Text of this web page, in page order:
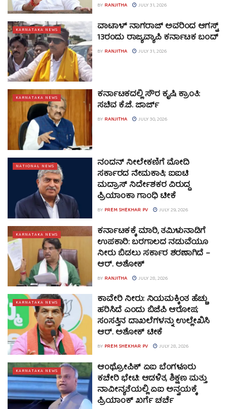
BY RANJITHA JULY 31, 2026
KARNATAKA NEWS ವಾಟಾಳ್ ನಾಗರಾಜ್ ಅವರಿಂದ ಆಗಸ್ಟ್
13ರಂದು ರಾಜ್ಯವ್ಯಾಪಿ ಕರ್ನಾಟಕ ಬಂದ್
BY RANJITHA JULY 31, 2026
KARNATAKA NEWS ಕರ್ನಾಟಕದಲ್ಲಿ ಸೌರ ಕೃಷಿ ಕ್ರಾಂತಿ:
ಸಚಿವ ಕೆ.ಜೆ. ಜಾರ್ಜ್
BY RANJITHA JULY 30, 2026
NATIONAL NEWS ನಂದನ್ ನೀಲೇಕಣಿಗೆ ಮೋದಿ
ಸರ್ಕಾರದ ನೇಮಕಾತಿ; ಐಐಟಿ
ಮದ್ರಾಸ್ ನಿರ್ದೇಶಕರ ವಿರುದ್ಧ
ಪ್ರಿಯಾಂಕಾ ಗಾಂಧಿ ಟೀಕೆ
BY PREM SHEKHAR PV JULY 29, 2026
KARNATAKA NEWS ಕರ್ನಾಟಕಕ್ಕೆ ಮಾರಿ, ತಮಿಳುನಾಡಿಗೆ
ಉಪಕಾರಿ: ಬರಗಾಲದ ನಡುವೆಯೂ
ನೀರು ಬಿಡಲು ಸರ್ಕಾರ ಶರಣಾಗಿದೆ –
ಆರ್. ಅಶೋಕ್
BY RANJITHA JULY 28, 2026
KARNATAKA NEWS ಕಾವೇರಿ ನೀರು: ನಿಯಮಕ್ಕಿಂತ ಹೆಚ್ಚು
ಹರಿಸಿದೆ ಎಂದು ಬಿಜೆಪಿ ಆರೋಪ;
ಸಂಸತ್ತಿನ ದಾಖಲೆಗಳನ್ನು ಉಲ್ಲೇಖಿಸಿ
ಆರ್. ಅಶೋಕ್ ಟೀಕೆ
BY PREM SHEKHAR PV JULY 28, 2026
KARNATAKA NEWS ಆಂಥ್ರೋಪಿಕ್ ಏಐ ಬೆಂಗಳೂರು
ಕಚೇರಿ ಭೇಟಿ: ಆಡಳಿತ, ಶಿಕ್ಷಣ ಮತ್ತು
ನಾವೀನ್ಯತೆಯಲ್ಲಿ ಏಐ ಅನ್ವಯಕ್ಕೆ
ಪ್ರಿಯಾಂಕ್ ಖರ್ಗೆ ಚರ್ಚೆ